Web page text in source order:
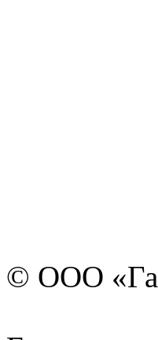
© ООО